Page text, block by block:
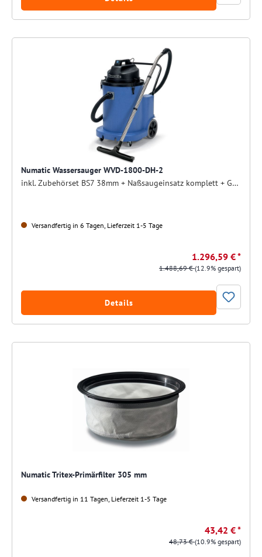
Numatic Wassersauger WVD-1800-DH-2
inkl. Zubehörset BS7 38mm + Naßsaugeinsatz komplett + Grobschmutzfilter
Versandfertig in 6 Tagen, Lieferzeit 1-5 Tage
1.296,59 € *
1.488,69 €(12.9% gespart)
Details
Numatic Tritex-Primärfilter 305 mm
Versandfertig in 11 Tagen, Lieferzeit 1-5 Tage
43,42 € *
48,73 €(10.9% gespart)